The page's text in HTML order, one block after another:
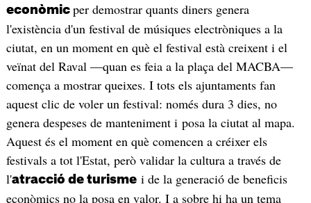
econòmic per demostrar quants diners genera
l'existència d'un festival de músiques electròniques a la
ciutat, en un moment en què el festival està creixent i el
veïnat del Raval —quan es feia a la plaça del MACBA—
comença a mostrar queixes. I tots els ajuntaments fan
aquest clic de voler un festival: només dura 3 dies, no
genera despeses de manteniment i posa la ciutat al mapa.
Aquest és el moment en què comencen a créixer els
festivals a tot l'Estat, però validar la cultura a través de
l'atracció de turismei de la generació de beneficis
econòmics no la posa en valor. I a sobre hi ha un tema